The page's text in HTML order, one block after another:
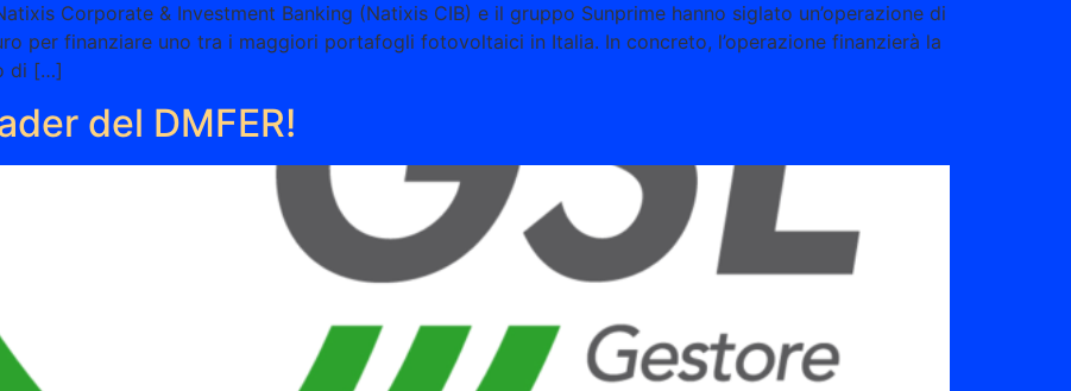
Corporate & Investment Banking (Natixis CIB) e il gruppo Sunprime hanno siglato un’operazione di
per finanziare uno tra i maggiori portafogli fotovoltaici in Italia. In concreto, l’operazione finanzierà la
di […]
del DMFER!